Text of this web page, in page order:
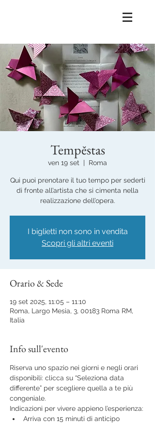
Tempĕstas
ven 19 set
  |
Roma
Qui puoi prenotare il tuo tempo per sederti
di fronte all’artista che si cimenta nella
realizzazione dell’opera.
I biglietti non sono in vendita
Scopri gli altri eventi
Orario & Sede
19 set 2025, 11:05 – 11:10
Roma, Largo Mesia, 3, 00183 Roma RM,
Italia
Info sull'evento
Riserva uno spazio nei giorni e negli orari
disponibili: clicca su “Seleziona data
differente” per scegliere quella a te più
congeniale.
Indicazioni per vivere appieno l’esperienza:
Arriva con 15 minuti di anticipo